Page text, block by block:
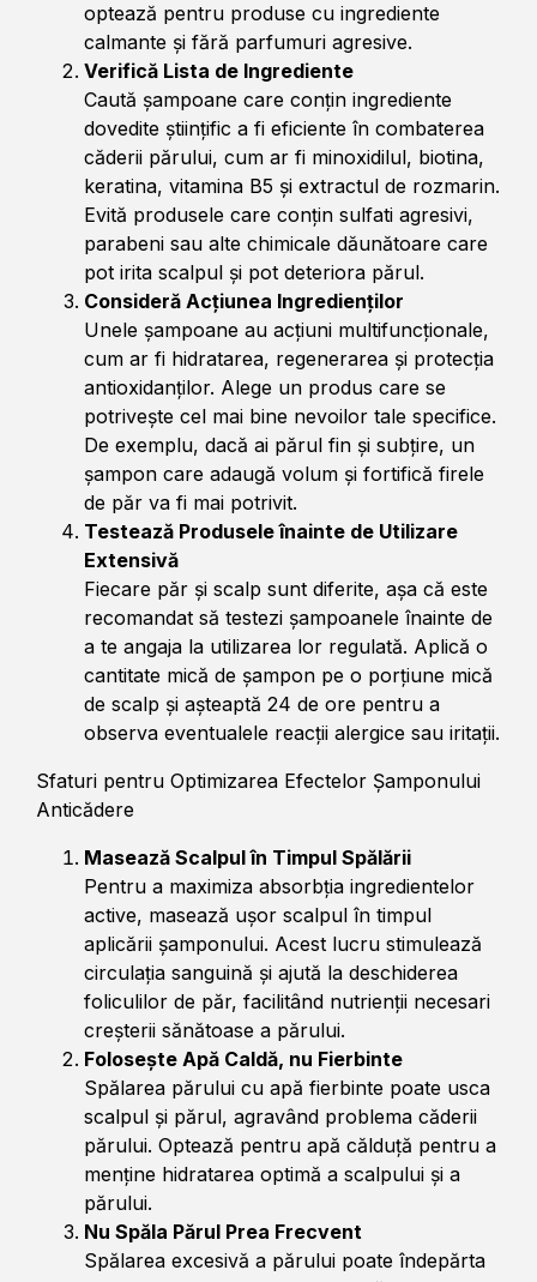
optează pentru produse cu ingrediente
calmante și fără parfumuri agresive.
Verifică Lista de Ingrediente
Caută șampoane care conțin ingrediente
dovedite științific a fi eficiente în combaterea
căderii părului, cum ar fi minoxidilul, biotina,
keratina, vitamina B5 și extractul de rozmarin.
Evită produsele care conțin sulfati agresivi,
parabeni sau alte chimicale dăunătoare care
pot irita scalpul și pot deteriora părul.
Consideră Acțiunea Ingredienților
Unele șampoane au acțiuni multifuncționale,
cum ar fi hidratarea, regenerarea și protecția
antioxidanților. Alege un produs care se
potrivește cel mai bine nevoilor tale specifice.
De exemplu, dacă ai părul fin și subțire, un
șampon care adaugă volum și fortifică firele
de păr va fi mai potrivit.
Testează Produsele înainte de Utilizare
Extensivă
Fiecare păr și scalp sunt diferite, așa că este
recomandat să testezi șampoanele înainte de
a te angaja la utilizarea lor regulată. Aplică o
cantitate mică de șampon pe o porțiune mică
de scalp și așteaptă 24 de ore pentru a
observa eventualele reacții alergice sau iritații.
Sfaturi pentru Optimizarea Efectelor Șamponului
Anticădere
Masează Scalpul în Timpul Spălării
Pentru a maximiza absorbția ingredientelor
active, masează ușor scalpul în timpul
aplicării șamponului. Acest lucru stimulează
circulația sanguină și ajută la deschiderea
foliculilor de păr, facilitând nutrienții necesari
creșterii sănătoase a părului.
Folosește Apă Caldă, nu Fierbinte
Spălarea părului cu apă fierbinte poate usca
scalpul și părul, agravând problema căderii
părului. Optează pentru apă călduță pentru a
menține hidratarea optimă a scalpului și a
părului.
Nu Spăla Părul Prea Frecvent
Spălarea excesivă a părului poate îndepărta